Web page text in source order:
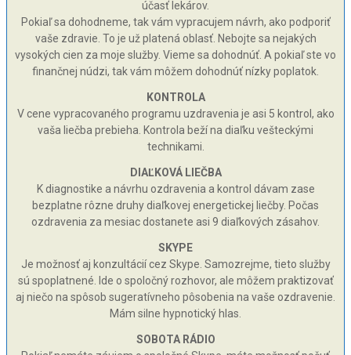
účasť lekárov.
Pokiaľ sa dohodneme, tak vám vypracujem návrh, ako podporiť
vaše zdravie. To je už platená oblasť. Nebojte sa nejakých
vysokých cien za moje služby. Vieme sa dohodnúť. A pokiaľ ste vo
finančnej núdzi, tak vám môžem dohodnúť nízky poplatok.
KONTROLA
V cene vypracovaného programu uzdravenia je asi 5 kontrol, ako
vaša liečba prebieha. Kontrola beží na diaľku vešteckými
technikami.
DIAĽKOVÁ LIEČBA
K diagnostike a návrhu ozdravenia a kontrol dávam zase
bezplatne rôzne druhy diaľkovej energetickej liečby. Počas
ozdravenia za mesiac dostanete asi 9 diaľkových zásahov.
SKYPE
Je možnosť aj konzultácií cez Skype. Samozrejme, tieto služby
sú spoplatnené. Ide o spoločný rozhovor, ale môžem praktizovať
aj niečo na spôsob sugeratívneho pôsobenia na vaše ozdravenie.
Mám silne hypnotický hlas.
SOBOTA RÁDIO